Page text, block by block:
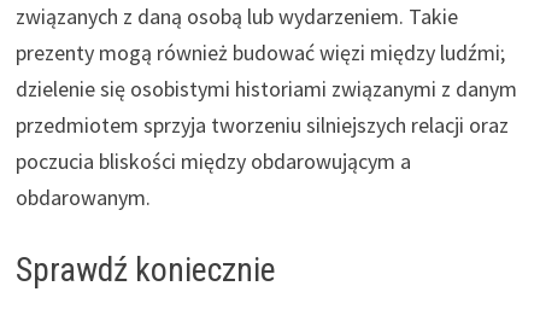
związanych z daną osobą lub wydarzeniem. Takie
prezenty mogą również budować więzi między ludźmi;
dzielenie się osobistymi historiami związanymi z danym
przedmiotem sprzyja tworzeniu silniejszych relacji oraz
poczucia bliskości między obdarowującym a
obdarowanym.
Sprawdź koniecznie